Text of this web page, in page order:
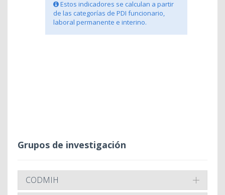
Estos indicadores se calculan a partir
de las categorías de PDI funcionario,
laboral permanente e interino.
Grupos de investigación
CODMIH